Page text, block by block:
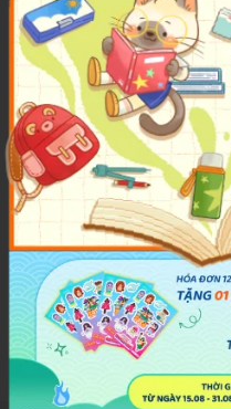
Độ tuổi: 3 tuổi trở lên.
Không dùng pin.
Chất liệu: Kim loại, nhựa.
Những chiếc xe Limited
chất lượng cao, không gây
đảm bảo màu sắc rõ đẹp
ngoài. Mỗi mẫu xe đều mô
nổi tiếng một cách tinh xảo,
tiết của xe thật.
Dòng xe gồm 6 mẫu xe
Lamborghini Huracán, Audi
Dodge SRT Viper và
thể đổi sang màu sắc